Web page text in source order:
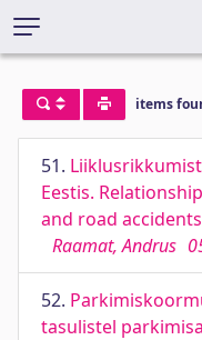
items
51.
Eestis.
and road
Raamat, Andrus
52.
tasulistel